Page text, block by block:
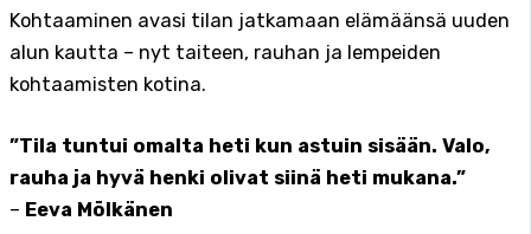
Kohtaaminen avasi tilan jatkamaan elämäänsä uuden
alun kautta – nyt taiteen, rauhan ja lempeiden
kohtaamisten kotina.
”Tila tuntui omalta heti kun astuin sisään. Valo,
rauha ja hyvä henki olivat siinä heti mukana.”
– Eeva Mölkänen